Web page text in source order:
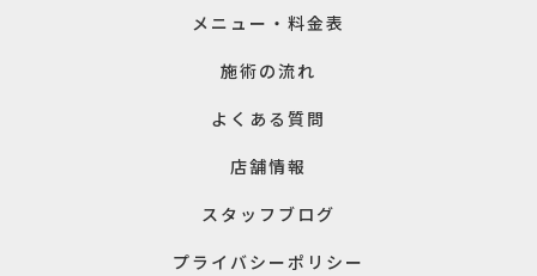
メニュー・料金表
施術の流れ
よくある質問
店舗情報
スタッフブログ
プライバシーポリシー